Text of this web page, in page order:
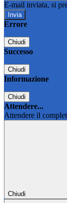
E-mail inviata, si
Errore
Chiudi
Successo
Chiudi
Informazione
Chiudi
Attendere...
Attendere il
Chiudi